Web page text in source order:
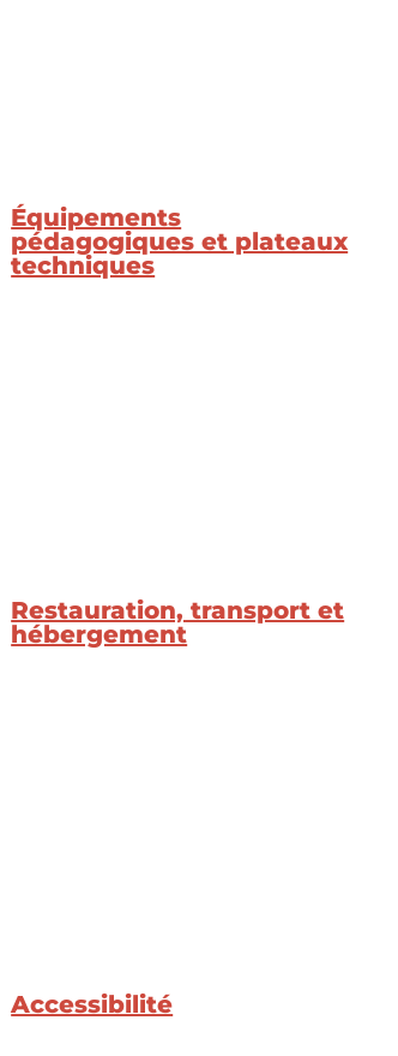
Équipements
pédagogiques et plateaux
techniques
Restauration, transport et
hébergement
Accessibilité